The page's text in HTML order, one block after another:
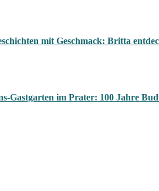
mit Geschmack: Britta
Gastgarten im Prater: 100 Jahre